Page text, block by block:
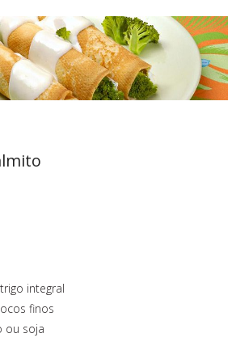
integral
finos
ou soja